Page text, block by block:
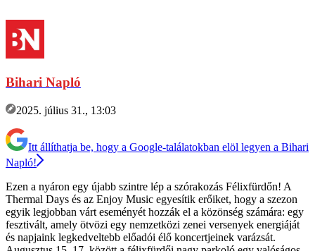
Bihari Napló
2025. július 31., 13:03
Itt állíthatja be, hogy a Google-találatokban elöl legyen a Bihari
Napló!
Ezen a nyáron egy újabb szintre lép a szórakozás Félixfürdőn! A
Thermal Days és az Enjoy Music egyesítik erőiket, hogy a szezon
egyik legjobban várt eseményét hozzák el a közönség számára: egy
fesztivált, amely ötvözi egy nemzetközi zenei versenyek energiáját
és napjaink legkedveltebb előadói élő koncertjeinek varázsát.